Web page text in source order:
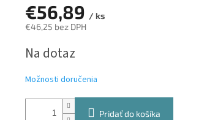
€56,89 / ks
€46,25 bez DPH
cena:
Na dotaz
Možnosti doručenia
Pridať do košíka